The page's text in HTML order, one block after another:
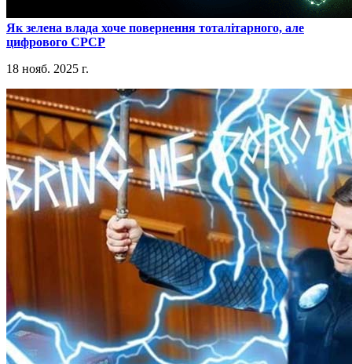
​Як зелена влада хоче повернення тоталітарного, але
цифрового СРСР
18 нояб. 2025 г.